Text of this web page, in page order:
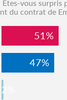
vous surpris
du contrat de
51%
47%
2%